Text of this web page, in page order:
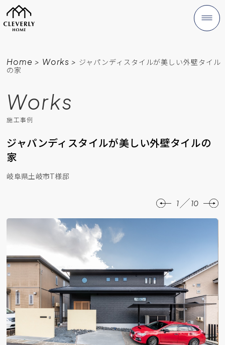
Home > Works > ジャパンディスタイルが美しい外壁タイル
の家
Works
施工事例
ジャパンディスタイルが美しい外壁タイルの
家
岐阜県土岐市T様邸
1 10